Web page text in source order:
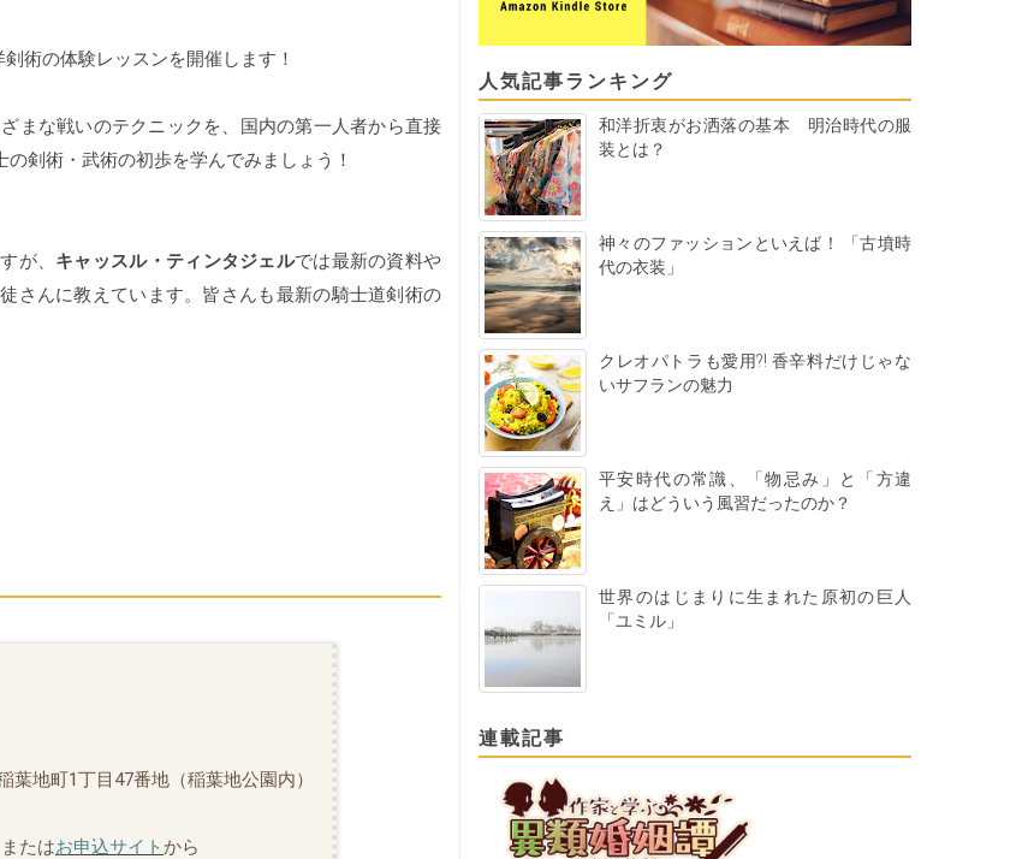
術の体験レッスンを開催します！
まな戦いのテクニックを、国内の第一人者から直接
剣術・武術の初歩を学んでみましょう！
が、 キャッスル・ティンタジェルでは最新の資料や
さんに教えています。皆さんも最新の騎士道剣術の
地町1丁目47番地（稲葉地公園内）
たはお申込サイトから
人気記事ランキング
和洋折衷がお洒落の基本 明治時代の服
装とは？
神々のファッションといえば！ 「古墳時
代の衣装」
クレオパトラも愛用?! 香辛料だけじゃな
いサフランの魅力
平安時代の常識、「物忌み」と「方違
え」はどういう風習だったのか？
世界のはじまりに生まれた原初の巨人
「ユミル」
連載記事